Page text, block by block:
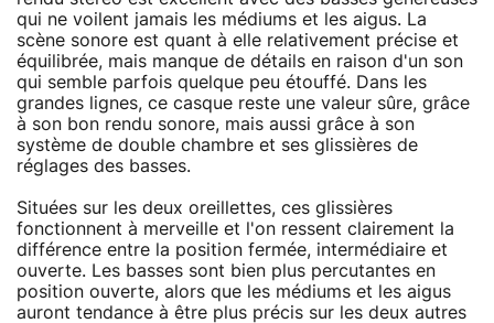
qui ne voilent jamais les médiums et les aigus. La
scène sonore est quant à elle relativement précise et
équilibrée, mais manque de détails en raison d'un son
qui semble parfois quelque peu étouffé. Dans les
grandes lignes, ce casque reste une valeur sûre, grâce
à son bon rendu sonore, mais aussi grâce à son
système de double chambre et ses glissières de
réglages des basses.
Situées sur les deux oreillettes, ces glissières
fonctionnent à merveille et l'on ressent clairement la
différence entre la position fermée, intermédiaire et
ouverte. Les basses sont bien plus percutantes en
position ouverte, alors que les médiums et les aigus
auront tendance à être plus précis sur les deux autres